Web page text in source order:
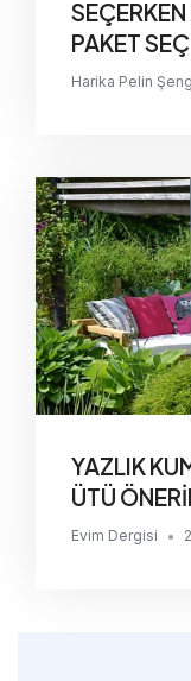
PAKET
Harika Pelin
YAZLIK
ÜTÜ
Evim Dergisi •